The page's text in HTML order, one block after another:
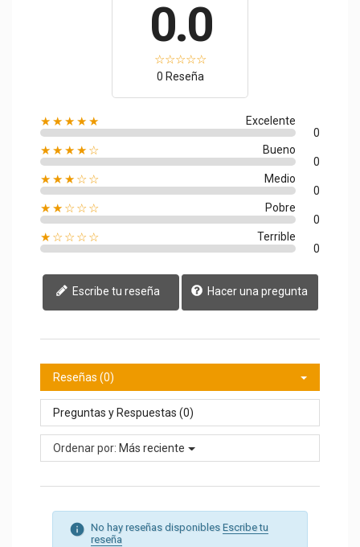
0.0
0 Reseña
★★★★★
Excelente
0
★★★★☆
Bueno
0
★★★☆☆
Medio
0
★★☆☆☆
Pobre
0
★☆☆☆☆
Terrible
0
Escribe tu reseña Hacer una pregunta
Reseñas (0)
Preguntas y Respuestas (0)
Ordenar por: Más reciente
No hay reseñas disponibles Escribe tu
reseña